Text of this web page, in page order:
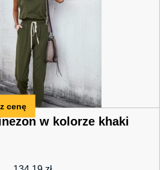
w kolorze khaki
cenę